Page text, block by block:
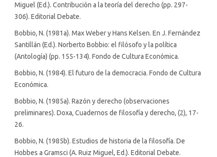
Miguel (Ed.). Contribución a la teoría del derecho (pp. 297-
306). Editorial Debate.
Bobbio, N. (1981a). Max Weber y Hans Kelsen. En J. Fernández
Santillán (Ed.). Norberto Bobbio: el filósofo y la política
(Antología) (pp. 155-134). Fondo de Cultura Económica.
Bobbio, N. (1984). El futuro de la democracia. Fondo de Cultura
Económica.
Bobbio, N. (1985a). Razón y derecho (observaciones
preliminares). Doxa, Cuadernos de filosofía y derecho, (2), 17-
26.
Bobbio, N. (1985b). Estudios de historia de la filosofía. De
Hobbes a Gramsci (A. Ruiz Miguel, Ed.). Editorial Debate.